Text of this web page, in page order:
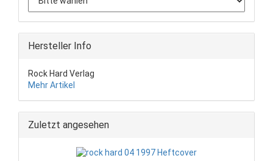
Hersteller Info
Rock Hard Verlag
Mehr Artikel
Zuletzt angesehen